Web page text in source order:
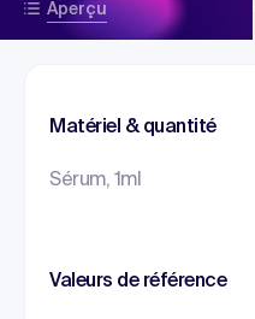
Aperçu
Matériel & quantité
Sérum, 1ml
Valeurs de référence